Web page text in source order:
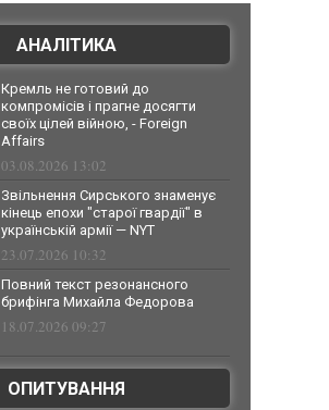
АНАЛІТИКА
Кремль не готовий до
компромісів і прагне досягти
своїх цілей війною, - Foreign
Affairs
03.08.2026 13:02
Звільнення Сирського знаменує
кінець епохи "старої гвардії" в
українській армії — NYT
23.07.2026 10:32
Повний текст резонансного
брифінга Михайла Федорова
18.07.2026 09:27
ОПИТУВАННЯ